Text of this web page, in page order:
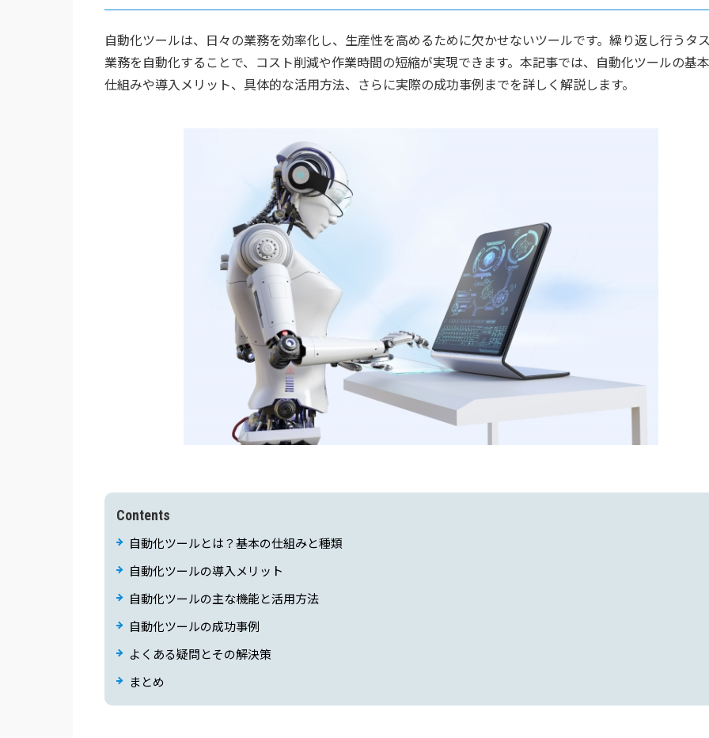
自動化ツールは、日々の業務を効率化し、生産性を高めるために欠かせないツールです。繰り返し行うタ
業務を自動化することで、コスト削減や作業時間の短縮が実現できます。本記事では、自動化ツールの基
仕組みや導入メリット、具体的な活用方法、さらに実際の成功事例までを詳しく解説します。
Contents
自動化ツールとは？基本の仕組みと種類
自動化ツールの導入メリット
自動化ツールの主な機能と活用方法
自動化ツールの成功事例
よくある疑問とその解決策
まとめ